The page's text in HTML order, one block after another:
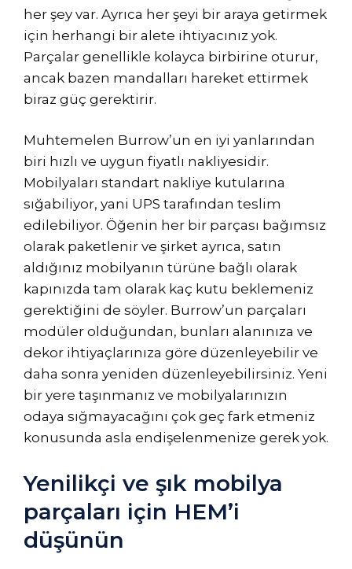
her şey var. Ayrıca her şeyi bir araya getirmek
için herhangi bir alete ihtiyacınız yok.
Parçalar genellikle kolayca birbirine oturur,
ancak bazen mandalları hareket ettirmek
biraz güç gerektirir.
Muhtemelen Burrow’un en iyi yanlarından
biri hızlı ve uygun fiyatlı nakliyesidir.
Mobilyaları standart nakliye kutularına
sığabiliyor, yani UPS tarafından teslim
edilebiliyor. Öğenin her bir parçası bağımsız
olarak paketlenir ve şirket ayrıca, satın
aldığınız mobilyanın türüne bağlı olarak
kapınızda tam olarak kaç kutu beklemeniz
gerektiğini de söyler. Burrow’un parçaları
modüler olduğundan, bunları alanınıza ve
dekor ihtiyaçlarınıza göre düzenleyebilir ve
daha sonra yeniden düzenleyebilirsiniz. Yeni
bir yere taşınmanız ve mobilyalarınızın
odaya sığmayacağını çok geç fark etmeniz
konusunda asla endişelenmenize gerek yok.
Yenilikçi ve şık mobilya
parçaları için HEM’i
düşünün